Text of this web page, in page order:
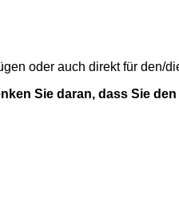
oder auch direkt für den/
Sie daran, dass Sie